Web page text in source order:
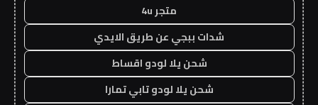
متجر 4u
شدات ببجي عن طريق الايدي
شحن يلا لودو اقساط
شحن يلا لودو تابي تمارا